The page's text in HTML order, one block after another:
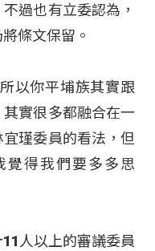
過也有立委認為，
條文保留。
以你平埔族其實跟
實很多都融合在一
瑾委員的看法，但
覺得我們要多多思
人以上的審議委員